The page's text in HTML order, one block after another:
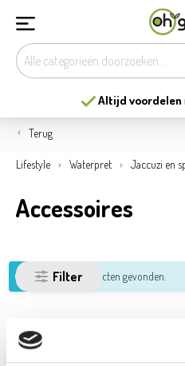
Altijd voordelen
Terug
Lifestyle Waterpret Jaccuzi en
Accessoires
Filter
Geen producten gevonden.